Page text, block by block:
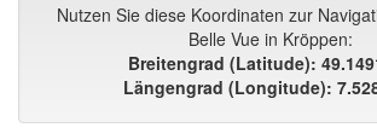
Nutzen Sie diese Koordinaten zur
Belle Vue in Kröppen:
Breitengrad (Latitude):
Längengrad (Longitude):